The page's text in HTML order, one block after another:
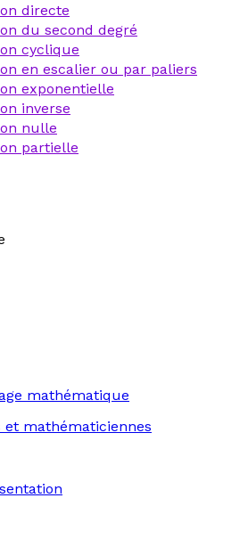
directe
du second degré
cyclique
en escalier ou par paliers
exponentielle
inverse
nulle
partielle
mathématique
et mathématiciennes